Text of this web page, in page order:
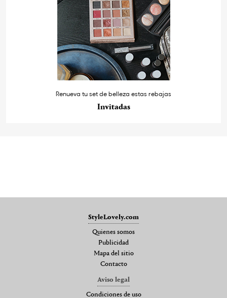
Renueva tu set de belleza estas rebajas
Invitadas
StyleLovely.com
Quienes somos
Publicidad
Mapa del sitio
Contacto
Aviso legal
Condiciones de uso